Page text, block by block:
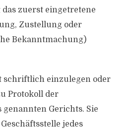
zuerst eingetretene
Zustellung oder
Bekanntmachung)
schriftlich einzulegen oder
Protokoll der
genannten Gerichts. Sie
jedes